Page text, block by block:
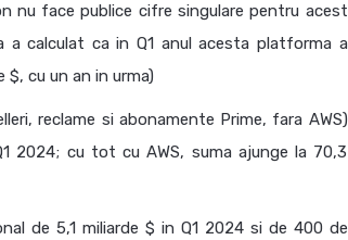
nu face publice cifre singulare pentru acest
calculat ca in Q1 anul acesta platforma a
cu un an in urma)
reclame si abonamente Prime, fara AWS)
2024; cu tot cu AWS, suma ajunge la 70,3
de 5,1 miliarde $ in Q1 2024 si de 400 de